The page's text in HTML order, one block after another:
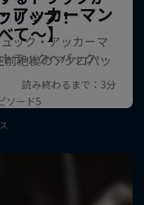
アッカーマン
て～】
絶後のアクロバッ
ソード5